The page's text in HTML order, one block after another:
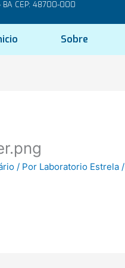
CEP: 48700-000
Sobre
/ Por Laboratorio Estrela/